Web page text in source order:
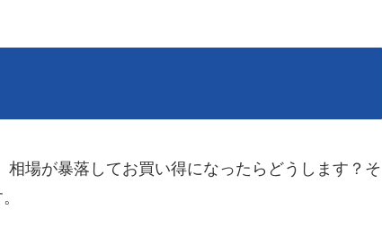
場が暴落してお買い得になったらどうします？そ